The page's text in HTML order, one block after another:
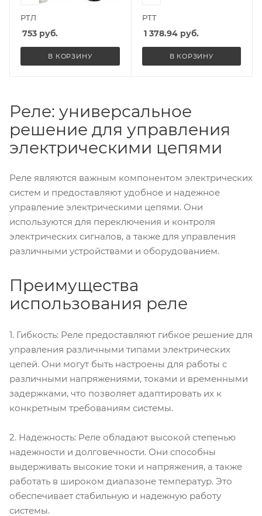
РТЛ
753 руб.
В КОРЗИНУ
РТТ
1 378.94руб.
В КОРЗИНУ
Реле: универсальное
решение для управления
электрическими цепями
Реле являются важным компонентом электрических
систем и предоставляют удобное и надежное
управление электрическими цепями. Они
используются для переключения и контроля
электрических сигналов, а также для управления
различными устройствами и оборудованием.
Преимущества
использования реле
1. Гибкость: Реле предоставляют гибкое решение для
управления различными типами электрических
цепей. Они могут быть настроены для работы с
различными напряжениями, токами и временными
задержками, что позволяет адаптировать их к
конкретным требованиям системы.
2. Надежность: Реле обладают высокой степенью
надежности и долговечности. Они способны
выдерживать высокие токи и напряжения, а также
работать в широком диапазоне температур. Это
обеспечивает стабильную и надежную работу
системы.